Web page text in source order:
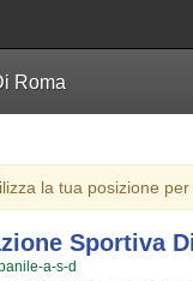
Roma
la tua posizione
Sportiva
a-s-d